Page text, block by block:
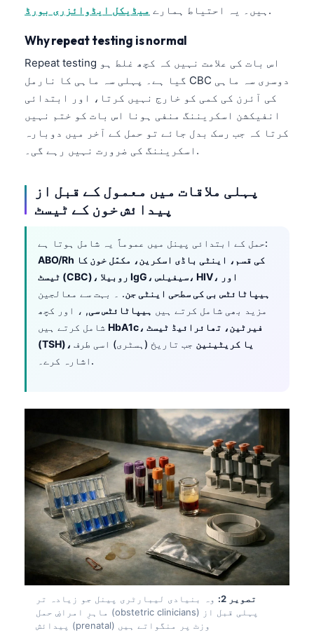
ہیں۔ یہ احتیاط ہمارے میڈیکل ایڈوائزری بورڈ .
Why repeat testing is normal
Repeat testing اس بات کی علامت نہیں کہ کچھ غلط ہو
گیا ہے۔ پہلی سہ ماہی کا نارمل CBC دوسری سہ ماہی
کی آئرن کی کمی کو خارج نہیں کرتا، اور ابتدائی
انفیکشن اسکریننگ منفی ہونا اس بات کو ختم نہیں
کرتا کہ جب رسک بدل جائے تو حمل کے آخر میں دوبارہ
اسکریننگ کی ضرورت نہیں رہے گی۔.
پہلی ملاقات میں معمول کے قبل از
پیدائش خون کے ٹیسٹ
حمل کے ابتدائی پینل میں عموماً یہ شامل ہوتا ہے:
ABO/Rh کی قسم، اینٹی باڈی اسکرین، مکمّل خون کا
ٹیسٹ (CBC)، روبیلا IgG، سیفیلس، HIV، اور
ہیپاٹائٹس بی کی سطحی اینٹی جن. ۔ بہت سے معالجین
مزید بھی شامل کرتے ہیں ہیپاٹائٹس سی, ، اور کچھ
HbA1c، فیرٹین، تھائرائیڈ ٹیسٹ
(TSH)، یا کریٹینین جب تاریخ (ہسٹری) اسی طرف
اشارہ کرے۔.
تصویر 2:
وہ بنیادی لیبارٹری پینل جو زیادہ تر
ماہرِ امراضِ حمل (obstetric clinicians) پہلی قبل از
پیدائش (prenatal) وزٹ پر منگواتے ہیں